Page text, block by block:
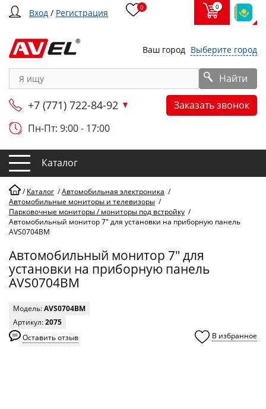
Вход / Регистрация 0 0
Ваш город Выберите город
Найти
+7 (771) 722-84-92
Заказать звонок
Пн-Пт: 9:00 - 17:00
Каталог
/Каталог /Автомобильная электроника /
Автомобильные мониторы и телевизоры /
Парковочные мониторы / мониторы под встройку /
Автомобильный монитор 7" для установки на приборную панель
AVS0704BM
Автомобильный монитор 7" для
установки на приборную панель
AVS0704BM
Модель:AVS0704BM
Артикул:2075
Оставить отзыв
0 В избранное